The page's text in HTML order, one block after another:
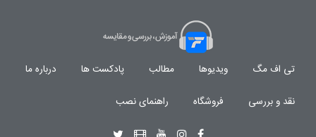
تی اف مگ ویدیوها مطالب پادکست ها درباره ما
نقد و بررسی فروشگاه راهنمای نصب